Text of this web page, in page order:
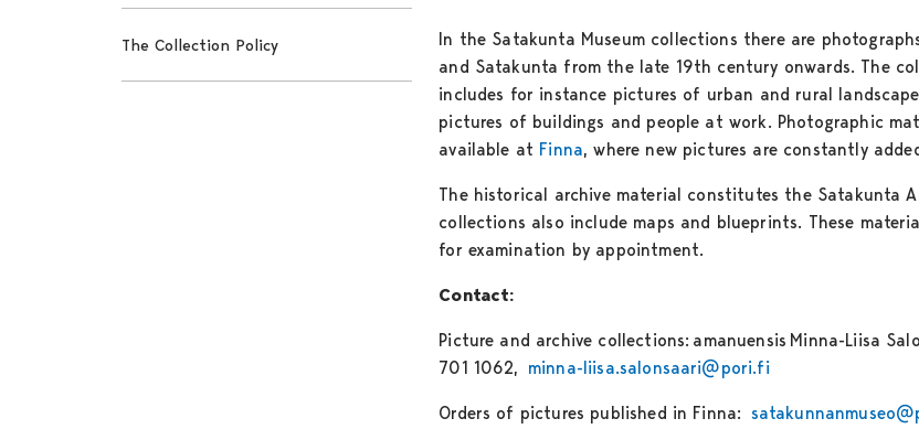
The Collection Policy
In the Satakunta Museum collections there are
and Satakunta from the late 19th century onwards. The
includes for instance pictures of urban and rural
pictures of buildings and people at work. Photographic
available at Finna, where new pictures are constantly
The historical archive material constitutes the Satakunta
collections also include maps and blueprints. These
for examination by appointment.
Contact:
Picture and archive collections: amanuensis Minna-Liisa
701 1062, minna-liisa.salonsaari@pori.fi
Orders of pictures published in Finna: